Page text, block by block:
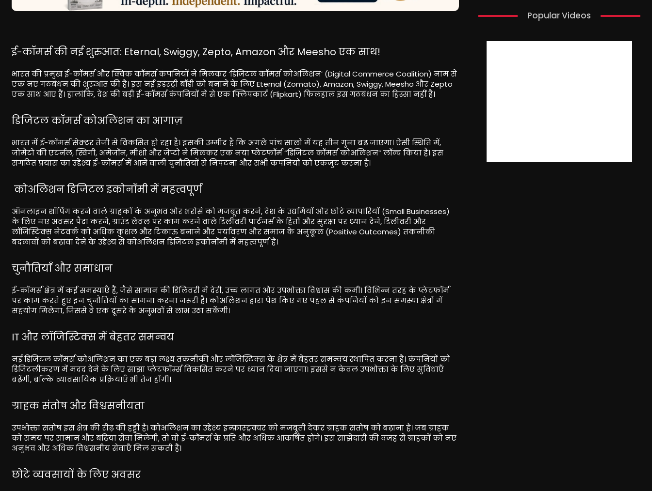
ई-कॉमर्स की नई शुरुआत: Eternal, Swiggy, Zepto, Amazon और Meesho एक साथ!
भारत की प्रमुख ई-कॉमर्स और क्विक कॉमर्स कंपनियों ने मिलकर ‘डिजिटल कॉमर्स कोअलिशन’ (Digital Commerce Coalition) नाम से
एक नए गठबंधन की शुरुआत की है। इस नई इंडस्ट्री बॉडी को बनाने के लिए Eternal (Zomato), Amazon, Swiggy, Meesho और Zepto
एक साथ आए हैं। हालांकि, देश की बड़ी ई-कॉमर्स कंपनियों में से एक फ्लिपकार्ट (Flipkart) फिलहाल इस गठबंधन का हिस्सा नहीं है।
डिजिटल कॉमर्स कोअलिशन का आगाज़
भारत में ई-कॉमर्स सेक्टर तेजी से विकसित हो रहा है। इसकी उम्मीद है कि अगले पांच सालों में यह तीन गुना बढ़ जाएगा। ऐसी स्थिति में,
जोमैटो की एटर्नल, स्विगी, अमेजॉन, मीशो और जेप्टो ने मिलकर एक नया प्लेटफॉर्म “डिजिटल कॉमर्स कोअलिशन” लॉन्च किया है। इस
संगठित प्रयास का उद्देश्य ई-कॉमर्स में आने वाली चुनौतियों से निपटना और सभी कंपनियों को एकजुट करना है।
कोअलिशन डिजिटल इकोनॉमी में महत्वपूर्ण
ऑनलाइन शॉपिंग करने वाले ग्राहकों के अनुभव और भरोसे को मजबूत करने, देश के उद्यमियों और छोटे व्यापारियों (Small Businesses)
के लिए नए अवसर पैदा करने, ग्राउंड लेवल पर काम करने वाले डिलीवरी पार्टनर्स के हितों और सुरक्षा पर ध्यान देने, डिलीवरी और
लॉजिस्टिक्स नेटवर्क को अधिक कुशल और टिकाऊ बनाने और पर्यावरण और समाज के अनुकूल (Positive Outcomes) तकनीकी
बदलावों को बढ़ावा देने के उद्देश्य से कोअलिशन डिजिटल इकोनॉमी में महत्वपूर्ण है।
चुनौतियाँ और समाधान
ई-कॉमर्स क्षेत्र में कई समस्याएँ हैं, जैसे सामान की डिलिवरी में देरी, उच्च लागत और उपभोक्ता विश्वास की कमी। विभिन्न तरह के प्लेटफॉर्म
पर काम करते हुए इन चुनौतियों का सामना करना जरूरी है। कोअलिशन द्वारा पेश किए गए पहल से कंपनियों को इन समस्या क्षेत्रों में
सहयोग मिलेगा, जिससे वे एक दूसरे के अनुभवों से लाभ उठा सकेंगी।
IT और लॉजिस्टिक्स में बेहतर समन्वय
नई डिजिटल कॉमर्स कोअलिशन का एक बड़ा लक्ष्य तकनीकी और लॉजिस्टिक्स के क्षेत्र में बेहतर समन्वय स्थापित करना है। कंपनियों को
डिजिटलीकरण में मदद देने के लिए साझा प्लेटफॉर्म्स विकसित करने पर ध्यान दिया जाएगा। इससे न केवल उपभोक्ता के लिए सुविधाएँ
बढ़ेंगी, बल्कि व्यावसायिक प्रक्रियाएँ भी तेज होंगी।
ग्राहक संतोष और विश्वसनीयता
उपभोक्ता संतोष इस क्षेत्र की रीढ़ की हड्डी है। कोअलिशन का उद्देश्य इन्फ्रास्ट्रक्चर को मजबूती देकर ग्राहक संतोष को बढ़ाना है। जब ग्राहक
को समय पर सामान और बढ़िया सेवा मिलेगी, तो वो ई-कॉमर्स के प्रति और अधिक आकर्षित होंगे। इस साझेदारी की वजह से ग्राहकों को नए
अनुभव और अधिक विश्वसनीय सेवाएँ मिल सकती हैं।
छोटे व्यवसायों के लिए अवसर
Popular Videos